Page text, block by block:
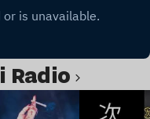
Radio
Lire l’article